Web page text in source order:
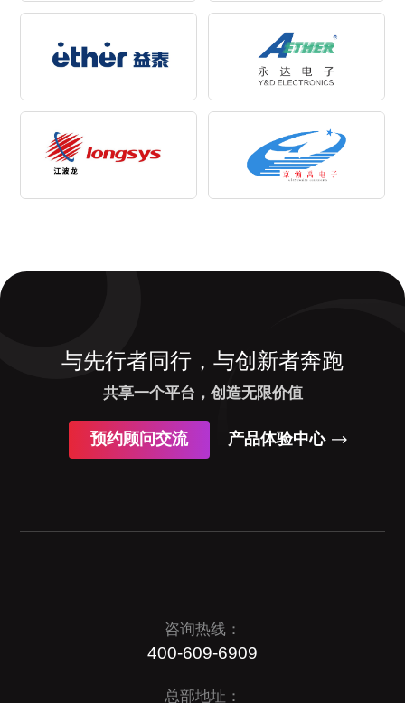
与先行者同行，与创新者奔跑
共享一个平台，创造无限价值
预约顾问交流 产品体验中心
咨询热线：
400-609-6909
总部地址：